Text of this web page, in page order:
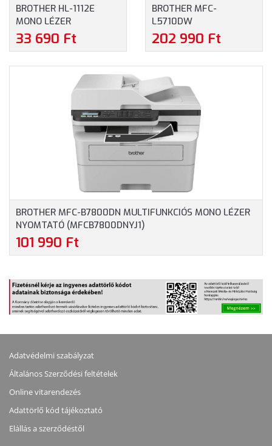
BROTHER HL-1112E
MONO LÉZER
NYOMTATÓ (HL1112EYJ1)
33 690 Ft
BROTHER MFC-
L5710DW
MULTIFUNKCIÓS MONO
LÉZER NYOMTATÓ
202 990 Ft
BROTHER MFC-B7800DN MULTIFUNKCIÓS MONO LÉZER
NYOMTATÓ (MFCB7800DNYJ1)
101 990 Ft
Adatvédelmi szabályzat
Általános Szerződési feltételek
Online vitarendezés
Adattörlő kód tájékoztató
Elállás a szerződéstől